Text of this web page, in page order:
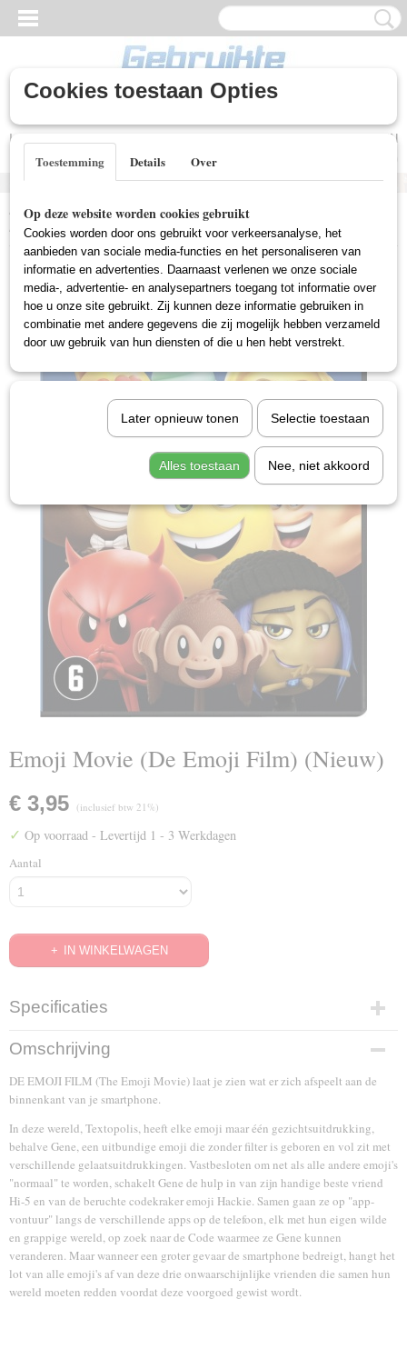
Inloggen
UW WINKELWAGEN
Home >Nieuwe DVD's>Tekenfilm (Nieuw)
Emoji Film) (Nieuw)
Emoji Movie (De Emoji Film) (Nieuw)
€ 3,95 (inclusief btw 21%)
✓ Op voorraad - Levertijd 1 - 3 Werkdagen
Aantal
IN WINKELWAGEN
Specificaties
EAN code
8712609641585
Omschrijving
DE EMOJI FILM (The Emoji Movie) laat je zien wat er zich afspeelt aan de
binnenkant van je smartphone.
In deze wereld, Textopolis, heeft elke emoji maar één gezichtsuitdrukking,
behalve Gene, een uitbundige emoji die zonder filter is geboren en vol zit met
verschillende gelaatsuitdrukkingen. Vastbesloten om net als alle andere emoji's
"normaal" te worden, schakelt Gene de hulp in van zijn handige beste vriend
Hi-5 en van de beruchte codekraker emoji Hackie. Samen gaan ze op "app-
vontuur" langs de verschillende apps op de telefoon, elk met hun eigen wilde
en grappige wereld, op zoek naar de Code waarmee ze Gene kunnen
veranderen. Maar wanneer een groter gevaar de smartphone bedreigt, hangt het
lot van alle emoji's af van deze drie onwaarschijnlijke vrienden die samen hun
wereld moeten redden voordat deze voorgoed gewist wordt.
Cookies toestaan Opties
Toestemming Details Over
Op deze website worden cookies gebruikt
Cookies worden door ons gebruikt voor verkeersanalyse, het
aanbieden van sociale media-functies en het personaliseren van
informatie en advertenties. Daarnaast verlenen we onze sociale
media-, advertentie- en analysepartners toegang tot informatie over
hoe u onze site gebruikt. Zij kunnen deze informatie gebruiken in
combinatie met andere gegevens die zij mogelijk hebben verzameld
door uw gebruik van hun diensten of die u hen hebt verstrekt.
Later opnieuw tonen Selectie toestaan
Alles toestaan Nee, niet akkoord